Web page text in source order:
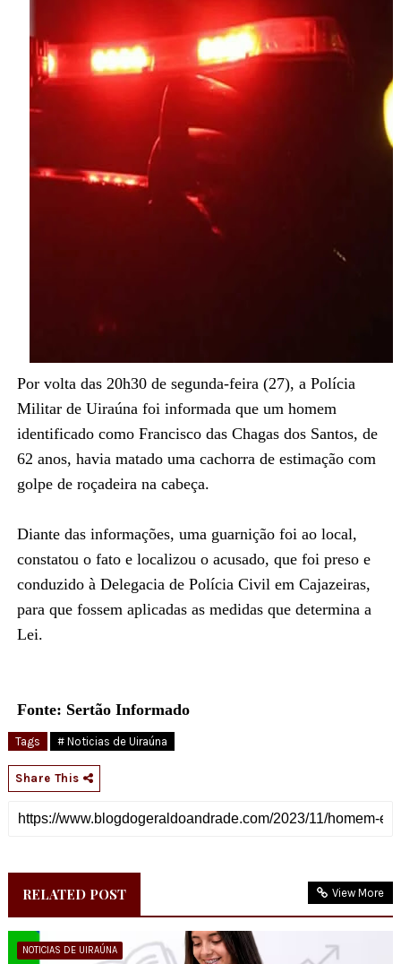
Por volta das 20h30 de segunda-feira (27), a Polícia
Militar de Uiraúna foi informada que um homem
identificado como Francisco das Chagas dos Santos, de
62 anos, havia matado uma cachorra de estimação com
golpe de roçadeira na cabeça.
Diante das informações, uma guarnição foi ao local,
constatou o fato e localizou o acusado, que foi preso e
conduzido à Delegacia de Polícia Civil em Cajazeiras,
para que fossem aplicadas as medidas que determina a
Lei.
Fonte: Sertão Informado
Tags # Noticias de Uiraúna
Share This
RELATED POST View More
NOTICIAS DE UIRAÚNA